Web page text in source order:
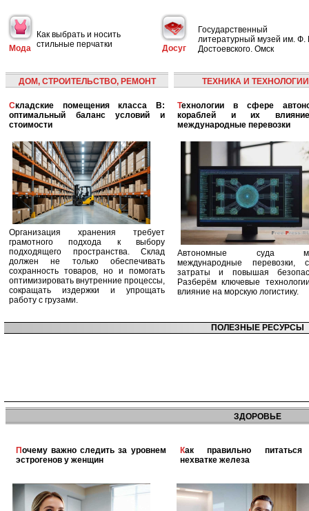
Мода
Как выбрать и носить
стильные перчатки
Досуг
Государственный
литературный музей им. Ф.
Достоевского. Омск
ДОМ, СТРОИТЕЛЬСТВО, РЕМОНТ
Складские помещения класса B:
оптимальный баланс условий и
стоимости
Организация хранения требует
грамотного подхода к выбору
подходящего пространства. Склад
должен не только обеспечивать
сохранность товаров, но и помогать
оптимизировать внутренние процессы,
сокращать издержки и упрощать
работу с грузами.
ТЕХНИКА И ТЕХНОЛОГИИ
Технологии в сфере автономных
кораблей и их
международные перевозки
Автономные суда
международные перевозки,
затраты и повышая
Разберём ключевые
влияние на морскую логистику.
ПОЛЕЗНЫЕ РЕСУРСЫ
ЗДОРОВЬЕ
Почему важно следить за уровнем
эстрогенов у женщин
Как правильно питаться при
нехватке железа